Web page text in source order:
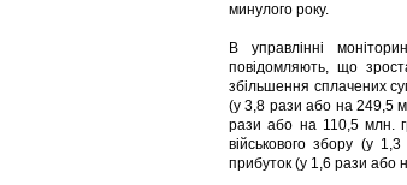
минулого року.
В управлінні
повідомляють, що
збільшення сплачених
(у 3,8 рази або на 249,5
рази або на 110,5 млн.
військового збору (у
прибуток (у 1,6 рази або